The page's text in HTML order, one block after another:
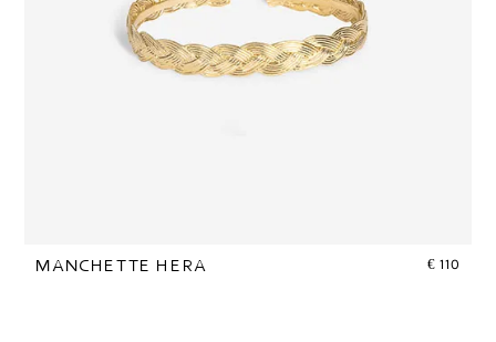
MANCHETTE HERA € 110